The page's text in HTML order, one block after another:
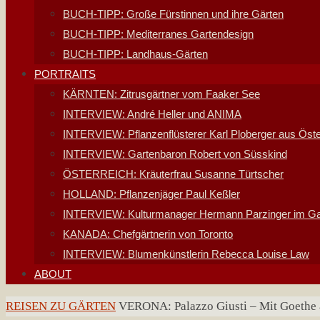
BUCH-TIPP: Große Fürstinnen und ihre Gärten
BUCH-TIPP: Mediterranes Gartendesign
BUCH-TIPP: Landhaus-Gärten
PORTRAITS
KÄRNTEN: Zitrusgärtner vom Faaker See
INTERVIEW: André Heller und ANIMA
INTERVIEW: Pflanzenflüsterer Karl Ploberger aus
INTERVIEW: Gartenbaron Robert von Süsskind
ÖSTERREICH: Kräuterfrau Susanne Türtscher
HOLLAND: Pflanzenjäger Paul Keßler
INTERVIEW: Kulturmanager Hermann Parzinger im
KANADA: Chefgärtnerin von Toronto
INTERVIEW: Blumenkünstlerin Rebecca Louise Law
ABOUT
Start
REISEN ZU GÄRTEN VERONA: Palazzo Giusti – Mit Goethe